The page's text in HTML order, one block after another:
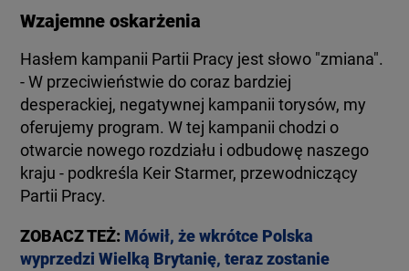
Wzajemne oskarżenia
Hasłem kampanii Partii Pracy jest słowo "zmiana".
- W przeciwieństwie do coraz bardziej
desperackiej, negatywnej kampanii torysów, my
oferujemy program. W tej kampanii chodzi o
otwarcie nowego rozdziału i odbudowę naszego
kraju - podkreśla Keir Starmer, przewodniczący
Partii Pracy.
ZOBACZ TEŻ: Mówił, że wkrótce Polska
wyprzedzi Wielką Brytanię, teraz zostanie